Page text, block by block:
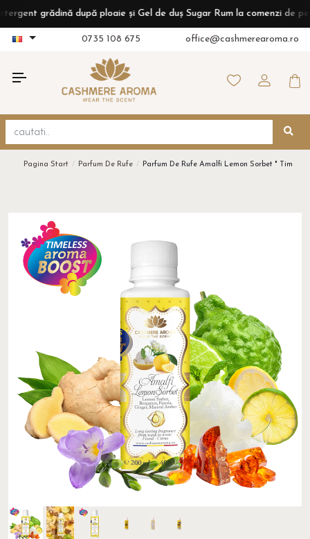
grădină după ploaie și Gel de duș Sugar Rum la comenzi de peste
0735 108 675 office@cashmerearoma.ro
Pagina Start Parfum De Rufe Parfum De Rufe Amalfi Lemon Sorbet "